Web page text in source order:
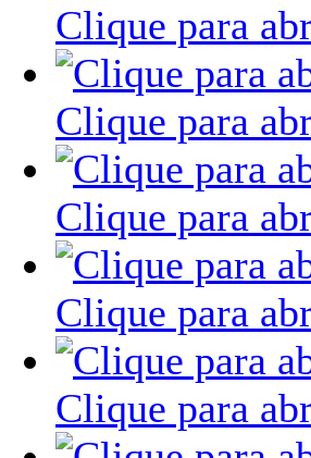
Clique para
Clique para
Clique para
Clique para
Clique para